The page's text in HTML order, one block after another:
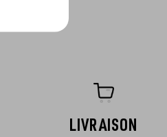
LIVRAISON